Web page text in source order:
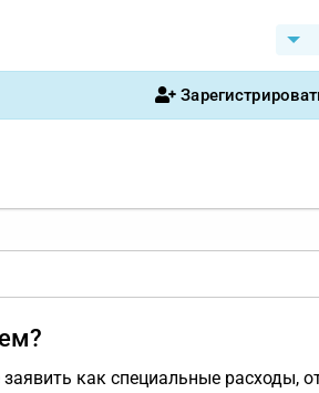
как специальные расходы,